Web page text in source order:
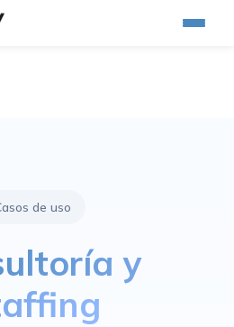
de uso
y